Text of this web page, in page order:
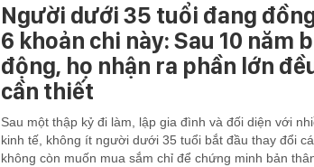
Người dưới 35 tuổi đang
6 khoản chi này: Sau 10 năm
động, họ nhận ra phần lớn
cần thiết
Sau một thập kỷ đi làm, lập gia đình và đối diện với
kinh tế, không ít người dưới 35 tuổi bắt đầu thay đổi
không còn muốn mua sắm chỉ để chứng minh bản